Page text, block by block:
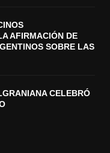
AFIRMACIÓN DE
SOBRE LAS
CELEBRÓ